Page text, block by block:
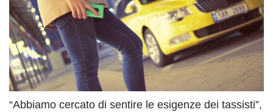
“Abbiamo cercato di sentire le esigenze dei tassisti”,